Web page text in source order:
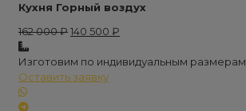
Кухня Горный воздух
162 000₽Первоначальная
составляла
162
140 500 ₽
140
Изготовим по индивидуальным размерам
Оставить заявку